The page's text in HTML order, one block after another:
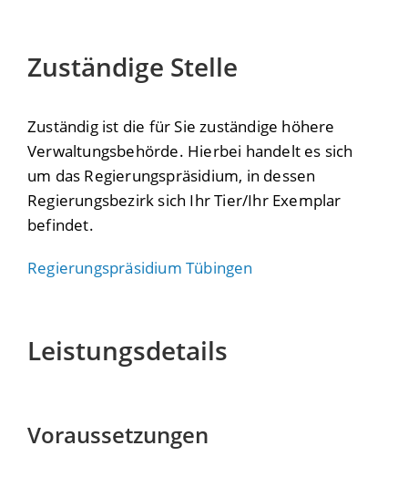
Zuständige Stelle
Zuständig ist die für Sie zuständige höhere
Verwaltungsbehörde. Hierbei handelt es sich
um das Regierungspräsidium, in dessen
Regierungsbezirk sich Ihr Tier/Ihr Exemplar
befindet.
Regierungspräsidium Tübingen
Leistungsdetails
Voraussetzungen